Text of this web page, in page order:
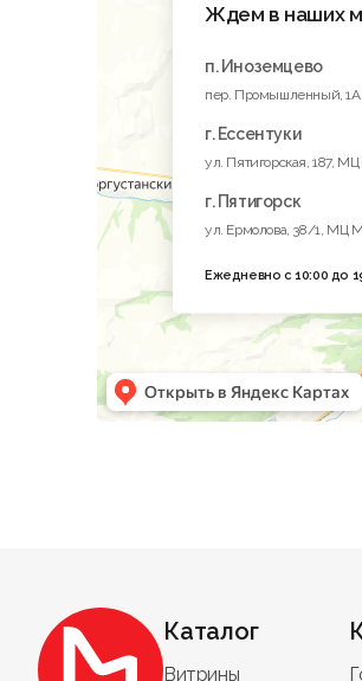
Ждем в наших
п. Иноземцево
пер. Промышленный,
г. Ессентуки
ул. Пятигорская, 187,
г. Пятигорск
ул. Ермолова, 38/1, МЦ
Ежедневно с 10:00 до
Каталог
Витрины